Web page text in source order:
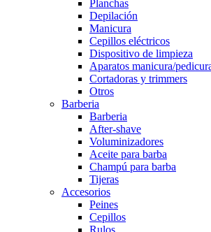
Planchas
Depilación
Manicura
Cepillos eléctricos
Dispositivo de limpieza
Aparatos manicura/
Cortadoras y trimmers
Otros
Barberia
Barberia
After-shave
Voluminizadores
Aceite para barba
Champú para barba
Tijeras
Accesorios
Peines
Cepillos